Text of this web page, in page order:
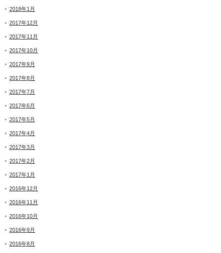
2018年1月
2017年12月
2017年11月
2017年10月
2017年9月
2017年8月
2017年7月
2017年6月
2017年5月
2017年4月
2017年3月
2017年2月
2017年1月
2016年12月
2016年11月
2016年10月
2016年9月
2016年8月